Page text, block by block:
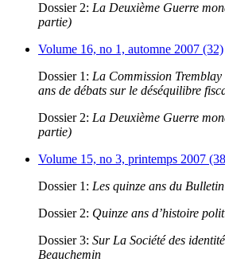
Dossier 2: La Deuxième Guerre
partie)
Volume 16, no 1, automne 2007 (32)
Dossier 1: La Commission
ans de débats sur le déséquilibre
Dossier 2: La Deuxième Guerre
partie)
Volume 15, no 3, printemps 2007
Dossier 1: Les quinze ans du
Dossier 2: Quinze ans d’histoire
Dossier 3: Sur La Société des
Beauchemin